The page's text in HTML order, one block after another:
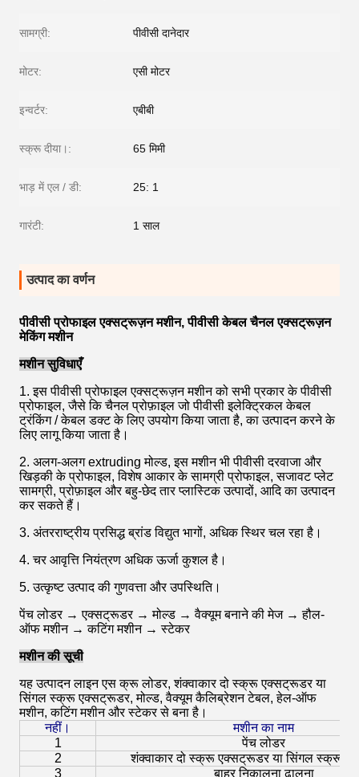
सामग्री: पीवीसी दानेदार
मोटर: एसी मोटर
इन्वर्टर: एबीबी
स्क्रू दीया।: 65 मिमी
भाड़ में एल / डी: 25: 1
गारंटी: 1 साल
उत्पाद का वर्णन
पीवीसी प्रोफाइल एक्सट्रूज़न मशीन, पीवीसी केबल चैनल एक्सट्रूज़न
मेकिंग मशीन
मशीन सुविधाएँ
1. इस पीवीसी प्रोफाइल एक्सट्रूज़न मशीन को सभी प्रकार के पीवीसी
प्रोफाइल, जैसे कि चैनल प्रोफ़ाइल जो पीवीसी इलेक्ट्रिकल केबल
ट्रंकिंग / केबल डक्ट के लिए उपयोग किया जाता है, का उत्पादन करने के
लिए लागू किया जाता है।
2. अलग-अलग extruding मोल्ड, इस मशीन भी पीवीसी दरवाजा और
खिड़की के प्रोफाइल, विशेष आकार के सामग्री प्रोफाइल, सजावट प्लेट
सामग्री, प्रोफ़ाइल और बहु-छेद तार प्लास्टिक उत्पादों, आदि का उत्पादन
कर सकते हैं।
3. अंतरराष्ट्रीय प्रसिद्ध ब्रांड विद्युत भागों, अधिक स्थिर चल रहा है।
4. चर आवृत्ति नियंत्रण अधिक ऊर्जा कुशल है।
5. उत्कृष्ट उत्पाद की गुणवत्ता और उपस्थिति।
पेंच लोडर → एक्सट्रूडर → मोल्ड → वैक्यूम बनाने की मेज → हौल-
ऑफ मशीन → कटिंग मशीन → स्टेकर
मशीन की सूची
यह उत्पादन लाइन एसक्रू लोडर, शंक्वाकार दो स्क्रू एक्सट्रूडर या
सिंगल स्क्रू एक्सट्रूडर, मोल्ड, वैक्यूम कैलिब्रेशन टेबल, हेल-ऑफ
मशीन, कटिंग मशीन और स्टेकर से बना है।
नहीं।
मशीन का नाम
1
पेंच लोडर
2
शंक्वाकार दो स्क्रू एक्सट्रूडर या सिंगल स्क्रू
3
बाहर निकालना ढालना